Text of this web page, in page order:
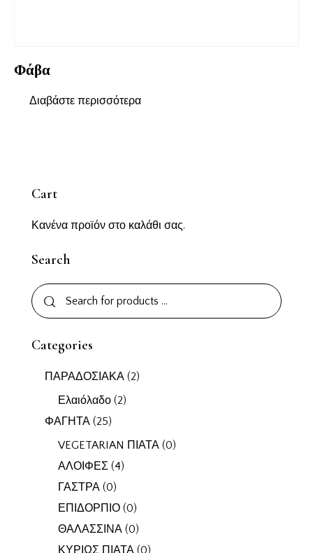
Φάβα
Διαβάστε περισσότερα
Cart
Κανένα προϊόν στο καλάθι σας.
Search
Categories
ΠΑΡΑΔΟΣΙΑΚΑ (2)
Ελαιόλαδο (2)
ΦΑΓΗΤΑ (25)
VEGETARIAN ΠΙΑΤΑ (0)
ΑΛΟΙΦΕΣ (4)
ΓΑΣΤΡΑ (0)
ΕΠΙΔΟΡΠΙΟ (0)
ΘΑΛΑΣΣΙΝΑ (0)